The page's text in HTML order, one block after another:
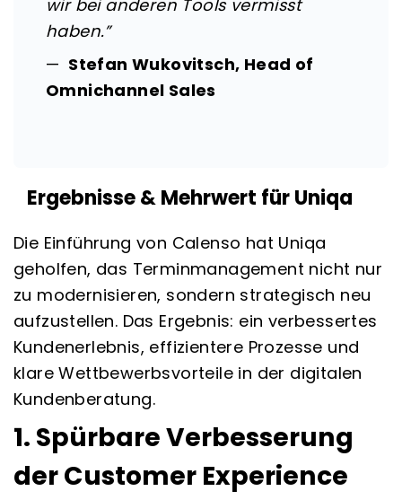
wir bei anderen Tools vermisst
haben.”
— Stefan Wukovitsch, Head of
Omnichannel Sales
Ergebnisse & Mehrwert für Uniqa
Die Einführung von Calenso hat Uniqa
geholfen, das Terminmanagement nicht nur
zu modernisieren, sondern strategisch neu
aufzustellen. Das Ergebnis: ein verbessertes
Kundenerlebnis, effizientere Prozesse und
klare Wettbewerbsvorteile in der digitalen
Kundenberatung.
1. Spürbare Verbesserung
der Customer Experience